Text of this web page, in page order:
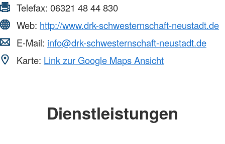
Telefax: 06321 48 44 830
Web: http://www.drk-schwesternschaft-neustadt.de
E-Mail: info@drk-schwesternschaft-neustadt.de
Karte: Link zur Google Maps Ansicht
Dienstleistungen